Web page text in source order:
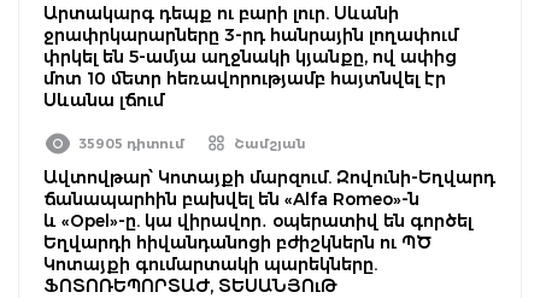
Արտակարգ դեպք ու բարի լուր. Սևանի
ջրափրկարարները 3-րդ հանրային լողափում
փրկել են 5-ամյա աղջնակի կյանքը, ով ափից
մոտ 10 մետր հեռավորությամբ հայտնվել էր
Սևանա լճում
35905 դիտում Շամշյան
Ավտովթար՝ Կոտայքի մարզում. Զովունի-Եղվարդ
ճանապարհին բախվել են «Alfa Romeo»-ն
և «Opel»-ը. կա վիրավոր․ օպերատիվ են գործել
Եղվարդի հիվանդանոցի բժիշկներն ու ՊԾ
Կոտայքի գումարտակի պարեկները.
ՖՈՏՈՌԵՊՈՐՏԱԺ, ՏԵՍԱՆՅՈւԹ